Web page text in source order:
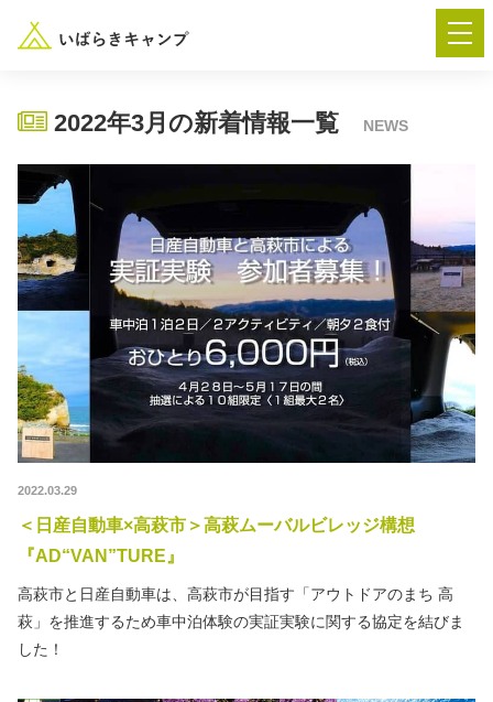
“いばらき”のキャンプ場を探す
楽しみ方
海辺キャンプ
湖畔キャンプ
2022年3月の新着情報一覧 NEWS
2022.03.29
＜日産自動車×高萩市＞高萩ムーバルビレッジ構想
『AD“VAN”TURE』
高萩市と日産自動車は、高萩市が目指す「アウトドアのまち 高
萩」を推進するため車中泊体験の実証実験に関する協定を結びま
した！